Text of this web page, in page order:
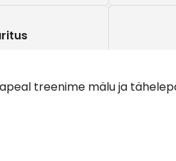
treenime mälu ja